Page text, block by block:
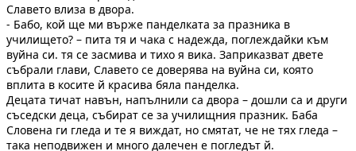
Славето влиза в двора.
- Бабо, кой ще ми върже панделката за празника в
училището? – пита тя и чака с надежда, поглеждайки към
вуйна си. тя се засмива и тихо я вика. Заприказват двете
събрали глави, Славето се доверява на вуйна си, която
вплита в косите й красива бяла панделка.
Децата тичат навън, напълнили са двора – дошли са и други
съседски деца, събират се за училищния празник. Баба
Словена ги гледа и те я виждат, но смятат, че не тях гледа –
така неподвижен и много далечен е погледът й.